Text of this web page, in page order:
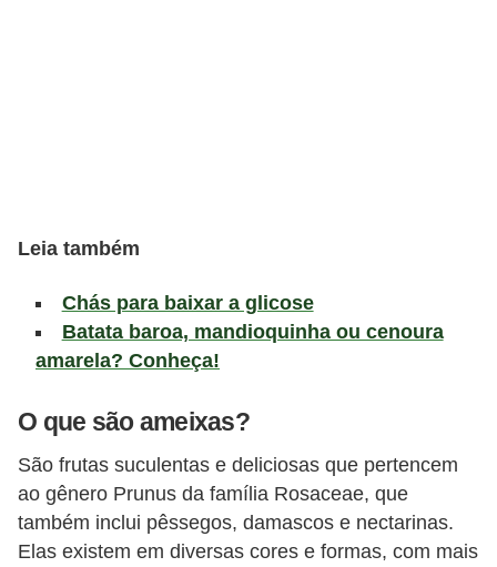
Leia também
Chás para baixar a glicose
Batata baroa, mandioquinha ou cenoura
amarela? Conheça!
O que são ameixas?
São frutas suculentas e deliciosas que pertencem
ao gênero Prunus da família Rosaceae, que
também inclui pêssegos, damascos e nectarinas.
Elas existem em diversas cores e formas, com mais
i
s
i
o
d
e